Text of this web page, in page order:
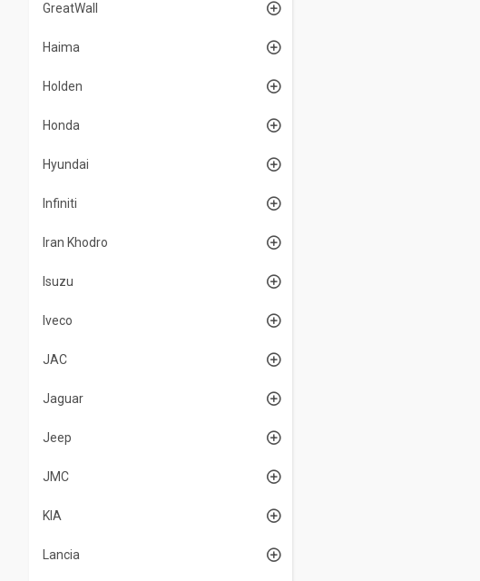
GreatWall
Haima
Holden
Honda
Hyundai
Infiniti
Iran Khodro
Isuzu
Iveco
JAC
Jaguar
Jeep
JMC
KIA
Lancia